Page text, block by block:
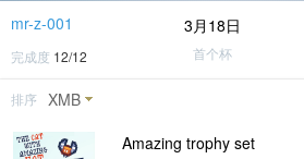
mr-z-001
完成度 12/12
3月18日
首个杯
排序 XMB
Amazing trophy set